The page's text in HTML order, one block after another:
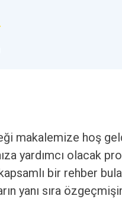
makalemize hoş
yardımcı olacak
bir rehber
yanı sıra